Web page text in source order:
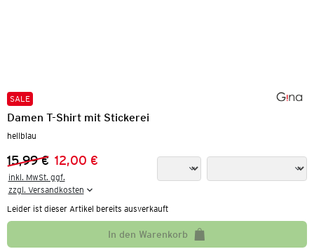
SALE
Damen T-Shirt mit Stickerei
hellblau
Vorheriger Preis:
15,99 €
Neuer Preis:
12,00 €
inkl. MwSt. ggf.
zzgl. Versandkosten
Leider ist dieser Artikel bereits ausverkauft
In den Warenkorb